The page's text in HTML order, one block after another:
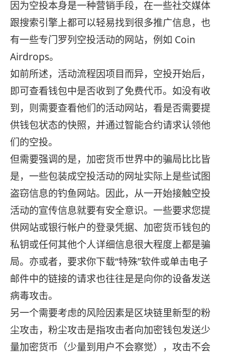
因为空投本身是一种营销手段，在一些社交媒体
跟搜索引擎上都可以轻易找到很多推广信息，也
有一些专门罗列空投活动的网站，例如 Coin
Airdrops。
如前所述，活动流程因项目而异，空投开始后，
即可查看钱包中是否收到了免费代币。如没有收
到，则需要查看他们的活动网站，看是否需要提
供钱包状态的快照，并通过智能合约请求认领他
们的空投。
但需要强调的是，加密货币世界中的骗局比比皆
是，一些包装成空投活动的网址实际上是些试图
盗窃信息的钓鱼网站。因此，从一开始接触空投
活动的宣传信息就要有安全意识。一些要求您提
供网站或银行帐户的登录凭据、加密货币钱包的
私钥或任何其他个人详细信息很大程度上都是骗
局。亦或者，要求你下载“特殊”软件或单击电子
邮件中的链接的请求也往往是是向你的设备发送
病毒攻击。
另一个需要考虑的风险因素是区块链里新型的粉
尘攻击，粉尘攻击是指攻击者向加密钱包发送少
量加密货币（少量到用户不会察觉），攻击不会